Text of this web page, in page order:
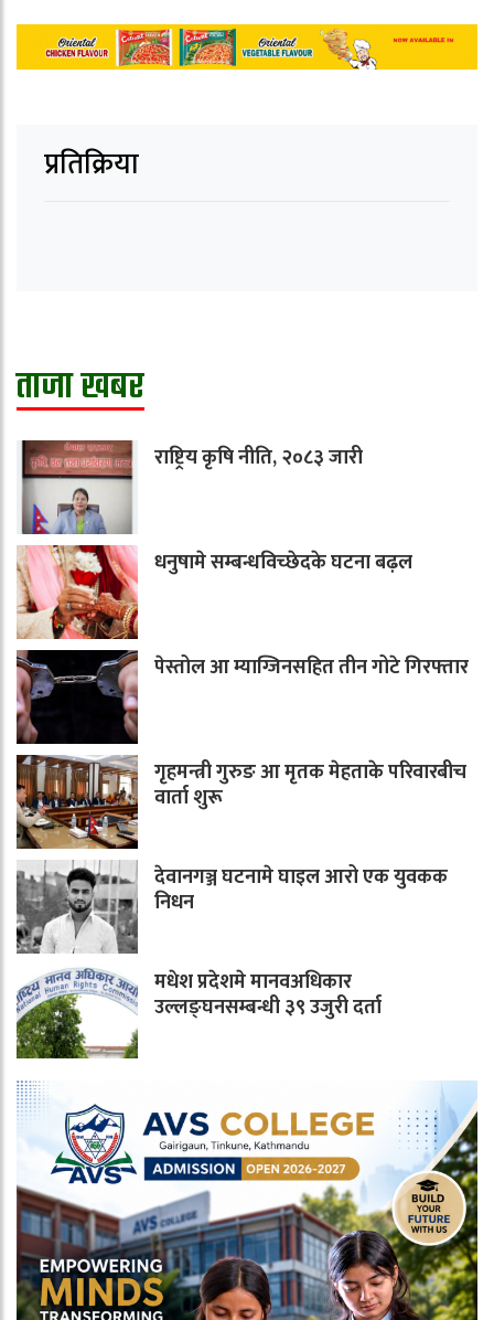
प्रतिक्रिया
ताजा खबर
राष्ट्रिय कृषि नीति, २०८३ जारी
धनुषामे सम्बन्धविच्छेदके घटना बढ़ल
पेस्तोल आ म्याग्जिनसहित तीन गोटे गिरफ्तार
गृहमन्त्री गुरुङ आ मृतक मेहताके परिवारबीच
वार्ता शुरू
देवानगञ्ज घटनामे घाइल आरो एक युवकक
निधन
मधेश प्रदेशमे मानवअधिकार
उल्लङ्घनसम्बन्धी ३९ उजुरी दर्ता